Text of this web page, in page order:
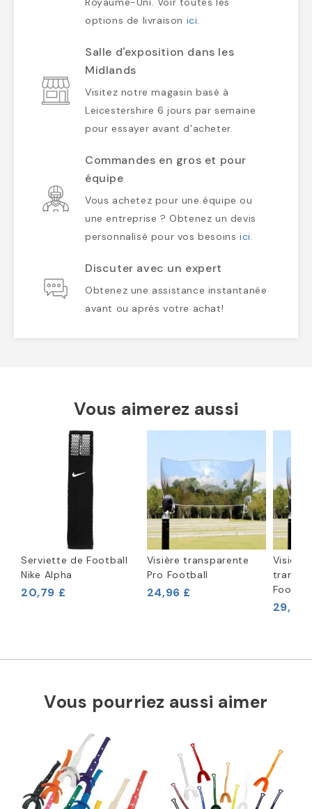
options de livraison ici.
Salle d'exposition dans les
Midlands
Visitez notre magasin basé à
Leicestershire 6 jours par semaine
pour essayer avant d'acheter.
Commandes en gros et pour
équipe
Vous achetez pour une équipe ou
une entreprise ? Obtenez un devis
personnalisé pour vos besoinsici.
Discuter avec un expert
Obtenez une assistance instantanée
avant ou après votre achat!
Vous aimerez aussi
Serviette de Football
Nike Alpha
20,79 £
Visière transparente
Pro Football
24,96 £
Visière
29,17
Vous pourriez aussi aimer